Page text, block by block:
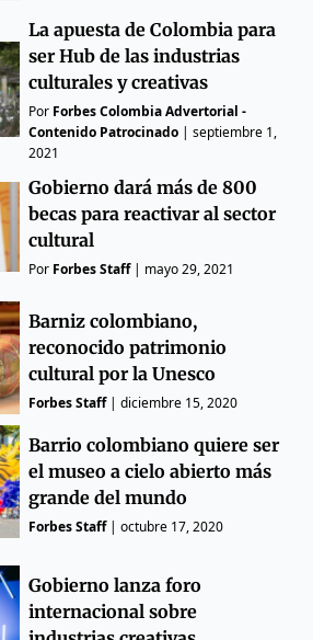
La apuesta de Colombia para
ser Hub de las industrias
culturales y creativas
Por Forbes Colombia Advertorial -
Contenido Patrocinado |septiembre 1,
2021
Gobierno dará más de 800
becas para reactivar al sector
cultural
Por Forbes Staff| mayo 29, 2021
Barniz colombiano,
reconocido patrimonio
cultural por la Unesco
Forbes Staff|diciembre 15, 2020
Barrio colombiano quiere ser
el museo a cielo abierto más
grande del mundo
Forbes Staff|octubre 17, 2020
Gobierno lanza foro
internacional sobre